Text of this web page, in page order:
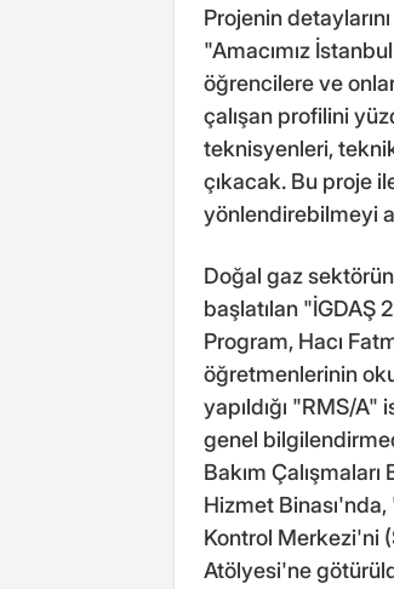
Projenin
"Amacımız
öğrencilere ve
çalışan profilini
teknisyenleri,
çıkacak. Bu proje
yönlendirebilmeyi
Doğal gaz
başlatılan "İGDAŞ
Program, Hacı
öğretmenlerinin
yapıldığı "RMS/
genel
Bakım
Hizmet
Kontrol Merkezi'ni
Atölyesi'ne